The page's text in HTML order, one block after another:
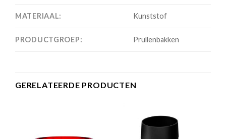
MATERIAAL: Kunststof
PRODUCTGROEP: Prullenbakken
GERELATEERDE PRODUCTEN